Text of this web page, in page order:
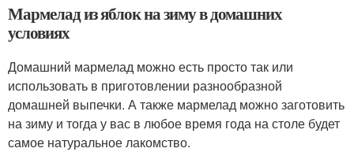
Мармелад из яблок на зиму в домашних
условиях
Домашний мармелад можно есть просто так или
использовать в приготовлении разнообразной
домашней выпечки. А также мармелад можно заготовить
на зиму и тогда у вас в любое время года на столе будет
самое натуральное лакомство.